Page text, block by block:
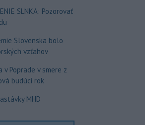
SLNKA: Pozorovať
Slovenska bolo
vzťahov
Poprade v smere z
budúci rok
MHD